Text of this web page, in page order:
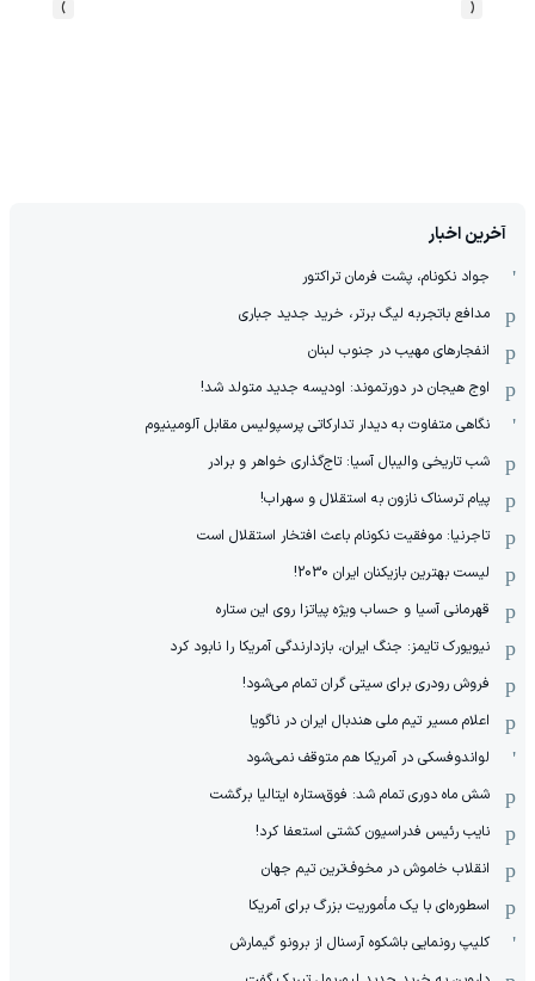
آخرین اخبار
جواد نکونام، پشت فرمان تراکتور
مدافع باتجربه لیگ برتر، خرید جدید جباری
انفجارهای مهیب در جنوب لبنان
اوج هیجان در دورتموند: اودیسه جدید متولد شد!
نگاهی متفاوت به دیدار تدارکاتی پرسپولیس مقابل آلومینیوم
شب تاریخی والیبال آسیا: تاج‌گذاری خواهر و برادر
پیام ترسناک نازون به استقلال و سهراب!
تاجرنیا: موفقیت نکونام باعث افتخار استقلال است
لیست بهترین بازیکنان ایران 2030!
قهرمانی آسیا و حساب ویژه پیاتزا روی این ستاره
نیویورک تایمز: جنگ ایران، بازدارندگی آمریکا را نابود کرد
فروش رودری برای سیتی گران تمام می‌شود!
اعلام مسیر تیم ملی هندبال ایران در ناگویا
لواندوفسکی در آمریکا هم متوقف نمی‌شود
شش ماه دوری تمام شد: فوق‌ستاره ایتالیا برگشت
نایب رئیس فدراسیون کشتی استعفا کرد!
انقلاب خاموش در مخوف‌‌ترین تیم جهان
اسطوره‌ای با یک مأموریت بزرگ برای آمریکا
کلیپ رونمایی باشکوه آرسنال از برونو گیمارش